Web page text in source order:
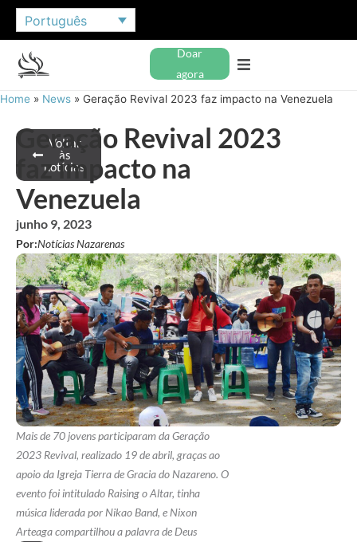
Português
Doar
agora
Home » News » Geração Revival 2023 faz impacto na Venezuela
Voltar
às
notícias
Geração Revival 2023
faz impacto na
Venezuela
junho 9, 2023
Por:Notícias Nazarenas
Mais de 70 jovens participaram da Geração
2023 Revival, realizado 19 de abril, graças ao
apoio da Igreja Tierra de Gracia do Nazareno. O
evento foi intitulado Raising o Altar, tinha
música liderada por Nikao Band, e Nixon
Arteaga compartilhou a palavra de Deus